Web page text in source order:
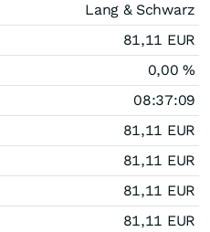
Lang & Schwarz
81,11 EUR
0,00%
08:37:09
81,11 EUR
81,11 EUR
81,11 EUR
81,11 EUR